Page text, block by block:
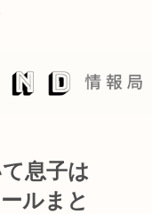
息子は
ルまと